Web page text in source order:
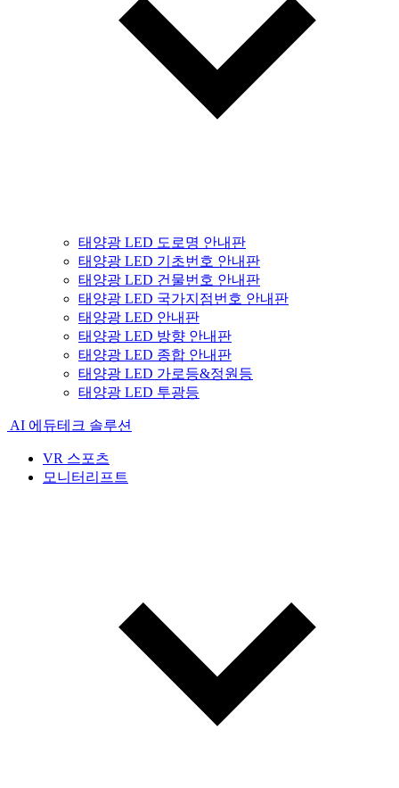
태양광 LED 도로명 안내판
태양광 LED 기초번호 안내판
태양광 LED 건물번호 안내판
태양광 LED 국가지점번호 안내판
태양광 LED 안내판
태양광 LED 방향 안내판
태양광 LED 종합 안내판
태양광 LED 가로등&정원등
태양광 LED 투광등
AI 에듀테크 솔루션
VR 스포츠
모니터리프트